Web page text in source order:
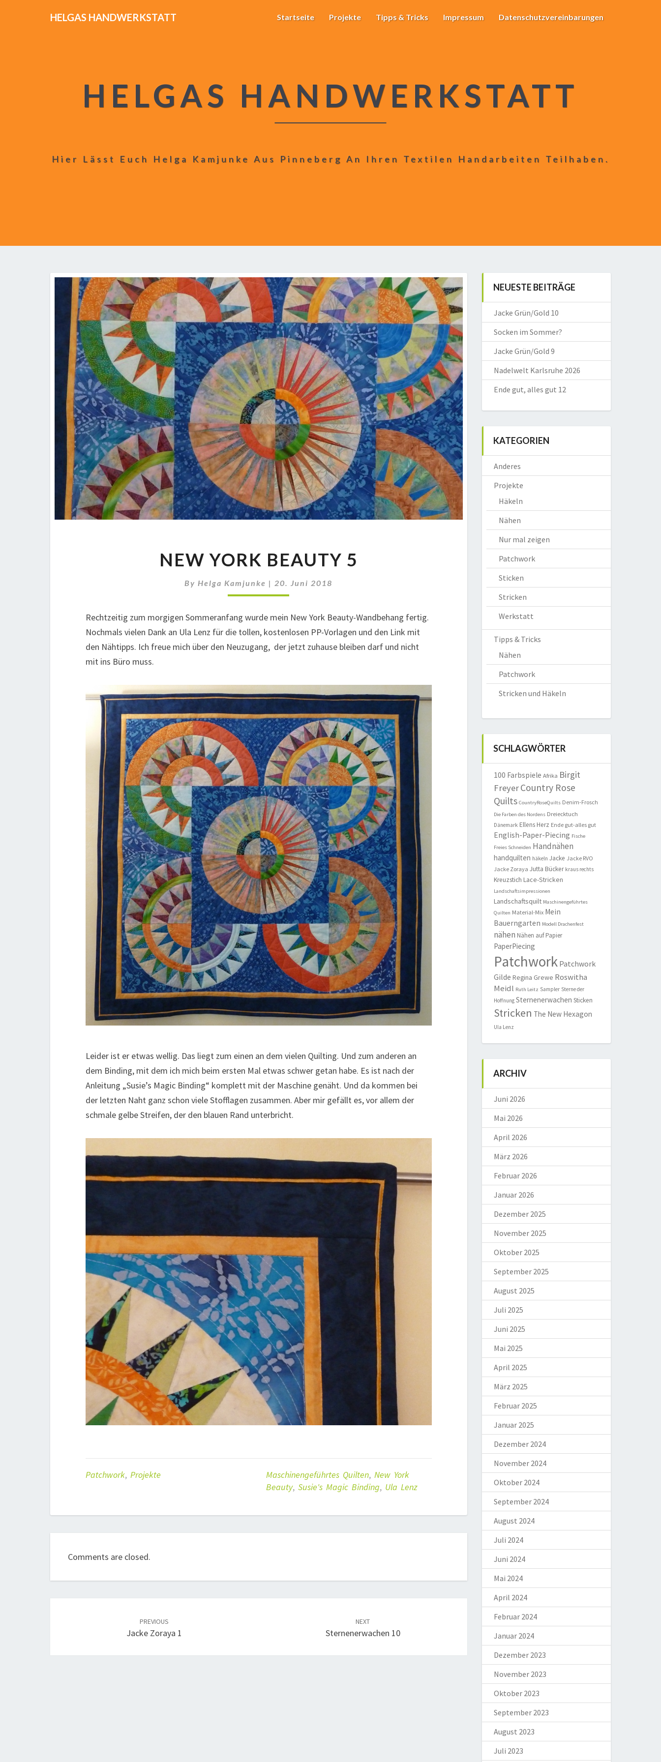
HELGAS HANDWERKSTATT Startseite Projekte Tipps & Tricks Impressum Datenschutzvereinbarungen
HELGAS HANDWERKSTATT
Hier Lässt Euch Helga Kamjunke Aus Pinneberg An Ihren Textilen Handarbeiten Teilhaben.
YORK
5
NEW YORK BEAUTY 5
ByHelga Kamjunke | 20. Juni 2018
Rechtzeitig zum morgigen Sommeranfang wurde mein New York Beauty-Wandbehang fertig.
Nochmals vielen Dank an Ula Lenz für die tollen, kostenlosen PP-Vorlagen und den Link mit
den Nähtipps. Ich freue mich über den Neuzugang, der jetzt zuhause bleiben darf und nicht
mit ins Büro muss.
Leider ist er etwas wellig. Das liegt zum einen an dem vielen Quilting. Und zum anderen an
dem Binding, mit dem ich mich beim ersten Mal etwas schwer getan habe. Es ist nach der
Anleitung „Susie’s Magic Binding“ komplett mit der Maschine genäht. Und da kommen bei
der letzten Naht ganz schon viele Stofflagen zusammen. Aber mir gefällt es, vor allem der
schmale gelbe Streifen, der den blauen Rand unterbricht.
Patchwork, Projekte Maschinengeführtes Quilten, New York
Beauty, Susie's Magic Binding, Ula Lenz
Comments are closed.
PREVIOUS
Jacke Zoraya 1
NEXT
Sternenerwachen 10
NEUESTE BEITRÄGE
Jacke Grün/Gold 10
Socken im Sommer?
Jacke Grün/Gold 9
Nadelwelt Karlsruhe 2026
Ende gut, alles gut 12
KATEGORIEN
Anderes
Projekte
Häkeln
Nähen
Nur mal zeigen
Patchwork
Sticken
Stricken
Werkstatt
Tipps & Tricks
Nähen
Patchwork
Stricken und Häkeln
SCHLAGWÖRTER
100 Farbspiele Afrika Birgit
FreyerCountry Rose
Quilts CountryRoseQuilts Denim-Frosch
Die Farben des Nordens Dreiecktuch
Dänemark Ellens Herz Ende gut-alles gut
English-Paper-Piecing Fische
Freies Schneiden Handnähen
handquilten häkeln Jacke Jacke RVO
Jacke Zoraya Jutta Bücker kraus rechts
Kreuzstich Lace-Stricken
Landschaftsimpressionen
Landschaftsquilt Maschinengeführtes
Quilten Material-Mix Mein
Bauerngarten Modell Drachenfest
nähen Nähen auf Papier
PaperPiecing
Patchwork Patchwork
Gilde Regina Grewe Roswitha
Meidl Ruth Leitz Sampler Sterne der
Hoffnung Sternenerwachen Sticken
Stricken The New Hexagon
Ula Lenz
ARCHIV
Juni 2026
Mai 2026
April 2026
März 2026
Februar 2026
Januar 2026
Dezember 2025
November 2025
Oktober 2025
September 2025
August 2025
Juli 2025
Juni 2025
Mai 2025
April 2025
März 2025
Februar 2025
Januar 2025
Dezember 2024
November 2024
Oktober 2024
September 2024
August 2024
Juli 2024
Juni 2024
Mai 2024
April 2024
Februar 2024
Januar 2024
Dezember 2023
November 2023
Oktober 2023
September 2023
August 2023
Juli 2023